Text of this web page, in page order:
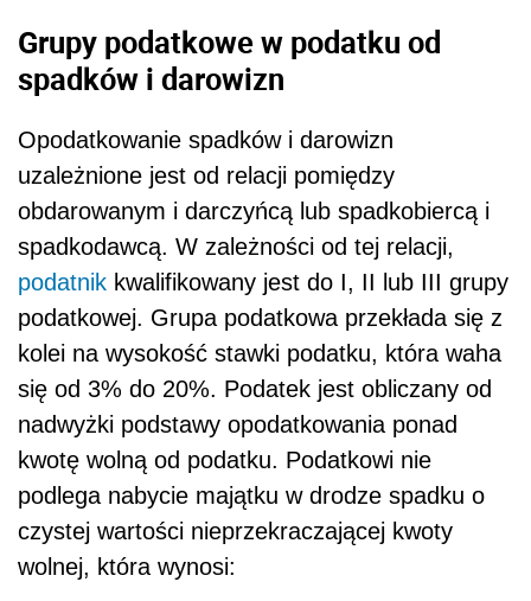
Grupy podatkowe w podatku od
spadków i darowizn
Opodatkowanie spadków i darowizn
uzależnione jest od relacji pomiędzy
obdarowanym i darczyńcą lub spadkobiercą i
spadkodawcą. W zależności od tej relacji,
podatnik kwalifikowany jest do I, II lub III grupy
podatkowej. Grupa podatkowa przekłada się z
kolei na wysokość stawki podatku, która waha
się od 3% do 20%. Podatek jest obliczany od
nadwyżki podstawy opodatkowania ponad
kwotę wolną od podatku. Podatkowi nie
podlega nabycie majątku w drodze spadku o
czystej wartości nieprzekraczającej kwoty
wolnej, która wynosi: